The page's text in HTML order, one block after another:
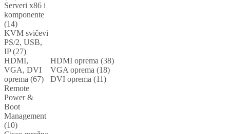
Serveri x86 i
komponente
(14)
KVM svičevi
PS/2, USB,
IP (27)
HDMI,
VGA, DVI
oprema (67)
HDMI oprema (38)
VGA oprema (18)
DVI oprema (11)
Remote
Power &
Boot
Management
(10)